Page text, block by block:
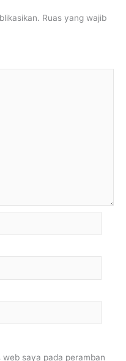
Ruas yang wajib
saya pada peramban